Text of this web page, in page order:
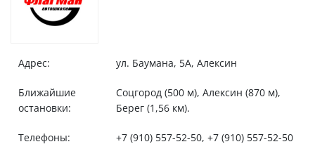
Адрес: ул. Баумана, 5А, Алексин
Ближайшие
остановки:
Соцгород (500 м), Алексин (870 м),
Берег (1,56 км).
Телефоны: +7 (910) 557-52-50, +7 (910) 557-52-50